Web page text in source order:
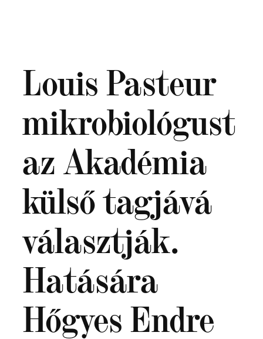
Louis Pasteur
mikrobiológust
az Akadémia
külső tagjává
választják.
Hatására
Hőgyes Endre